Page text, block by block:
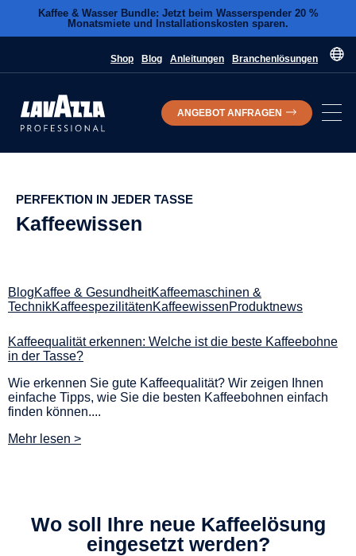
Kaffee & Wasser Bundle: Jetzt beim Wasserspender 20 %
Monatsmiete und Installationskosten sparen.
Shop Blog Anleitungen Branchenlösungen
ANGEBOT ANFRAGEN
PERFEKTION IN JEDER TASSE
Kaffeewissen
BlogKaffee & GesundheitKaffeemaschinen &
TechnikKaffeespezilitätenKaffeewissenProduktnews
Kaffeequalität erkennen: Welche ist die beste Kaffeebohne
in der Tasse?
Wie erkennen Sie gute Kaffeequalität? Wir zeigen Ihnen
einfache Tipps, wie Sie die besten Kaffeebohnen einfach
finden können....
Mehr lesen >
Wo soll Ihre neue Kaffeelösung
eingesetzt werden?